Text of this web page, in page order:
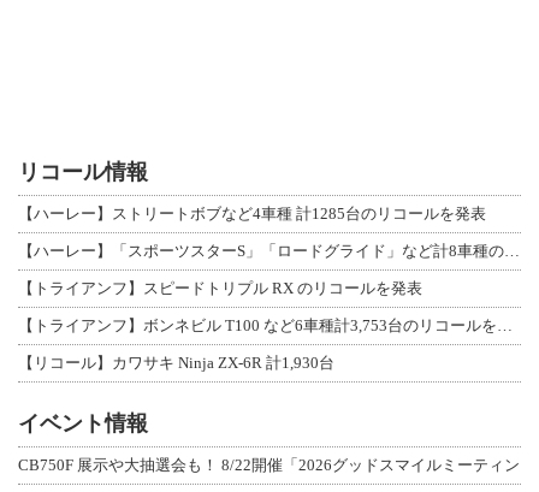
リコール情報
【ハーレー】ストリートボブなど4車種 計1285台のリコールを発表
【ハーレー】「スポーツスターS」「ロードグライド」など計8車種のリコールを発表
【トライアンフ】スピードトリプル RX のリコールを発表
【トライアンフ】ボンネビル T100 など6車種計3,753台のリコールを発表
【リコール】カワサキ Ninja ZX-6R 計1,930台
イベント情報
CB750F 展示や大抽選会も！ 8/22開催「2026グッドスマイルミーティン